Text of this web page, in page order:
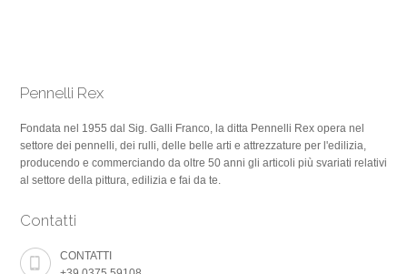
Pennelli Rex
Fondata nel 1955 dal Sig. Galli Franco, la ditta Pennelli Rex opera nel
settore dei pennelli, dei rulli, delle belle arti e attrezzature per l'edilizia,
producendo e commerciando da oltre 50 anni gli articoli più svariati relativi
al settore della pittura, edilizia e fai da te.
Contatti
CONTATTI